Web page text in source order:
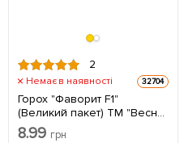
2
Немає в наявності 32704
Горох "Фаворит F1"
(Великий пакет) ТМ "Весна"
20г
8.99 грн